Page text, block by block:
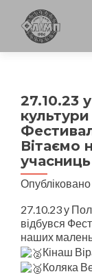
27.10.23
Вітаємо
Опубліковано
27.10.23 у
відбувся
наших
Кінаш
Коляка